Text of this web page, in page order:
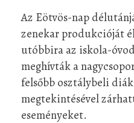
Az Eötvös-nap
zenekar produkcióját
utóbbira az iskola-
meghívták a
felsőbb osztálybeli
megtekintésével
eseményeket.